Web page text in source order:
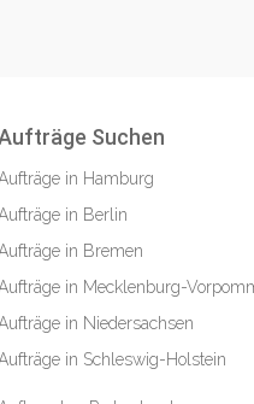
Suchen
in Hamburg
in Berlin
in Bremen
in Mecklenburg-
in Niedersachsen
in Schleswig-Holstein